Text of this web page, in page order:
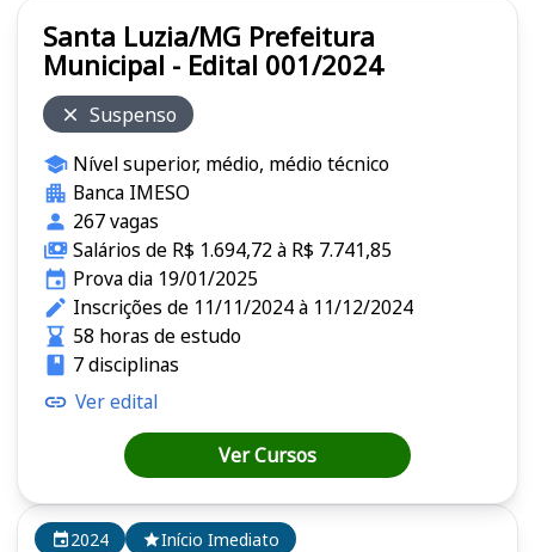
2024 Início Imediato
Santa Luzia/MG Prefeitura
Municipal - Edital 001/2024
Suspenso
Nível superior, médio, médio técnico
Banca IMESO
267 vagas
Salários de R$ 1.694,72 à R$ 7.741,85
Prova dia 19/01/2025
Inscrições de 11/11/2024 à 11/12/2024
58 horas de estudo
7 disciplinas
Ver edital
Ver Cursos